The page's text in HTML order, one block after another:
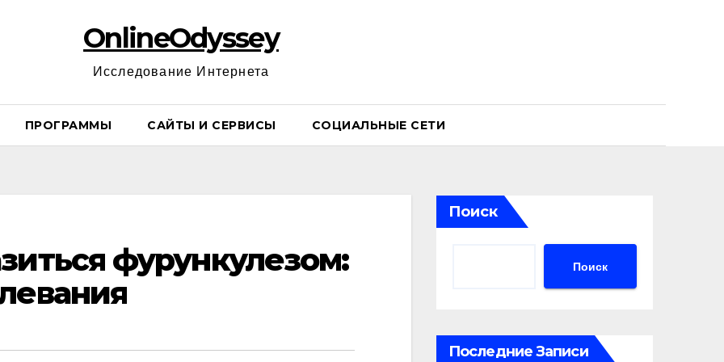
OnlineOdyssey
Исследование Интернета
ПРОГРАММЫ САЙТЫ И СЕРВИСЫ СОЦИАЛЬНЫЕ СЕТИ
фурункулезом:
Поиск
Поиск
Последние Записи